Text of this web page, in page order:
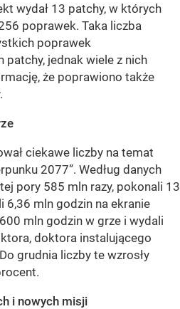
wydał 13 patchy, w których
poprawek. Taka liczba
poprawek
jednak wiele z nich
że poprawiono także
ciekawe liczby na temat
2077”. Według danych
pory 585 mln razy, pokonali 13
6,36 mln godzin na ekranie
mln godzin w grze i wydali
doktora instalującego
grudnia liczby te wzrosły
i nowych misji